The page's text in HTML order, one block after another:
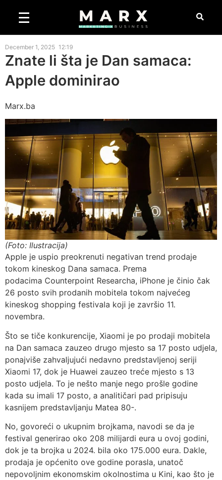
December 1, 2025 12:19
Znate li šta je Dan samaca:
Apple dominirao
Marx.ba
(Foto: Ilustracija)
Apple je uspio preokrenuti negativan trend prodaje
tokom kineskog Dana samaca. Prema
podacima Counterpoint Researcha, iPhone je činio čak
26 posto svih prodanih mobitela tokom najvećeg
kineskog shopping festivala koji je završio 11.
novembra.
Što se tiče konkurencije, Xiaomi je po prodaji mobitela
na Dan samaca zauzeo drugo mjesto sa 17 posto udjela,
ponajviše zahvaljujući nedavno predstavljenoj seriji
Xiaomi 17, dok je Huawei zauzeo treće mjesto s 13
posto udjela. To je nešto manje nego prošle godine
kada su imali 17 posto, a analitičari pad pripisuju
kasnijem predstavljanju Matea 80-.
No, govoreći o ukupnim brojkama, navodi se da je
festival generirao oko 208 milijardi eura u ovoj godini,
dok je ta brojka u 2024. bila oko 175.000 eura. Dakle,
prodaja je općenito ove godine porasla, unatoč
nepovoljnim ekonomskim okolnostima u Kini, kao što je